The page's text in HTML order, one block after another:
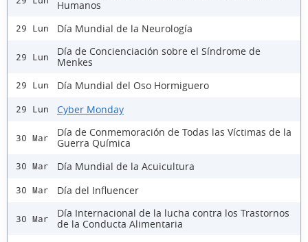
Humanos
29 Lun Día Mundial de la Neurología
29 Lun
Día de Concienciación sobre el Síndrome de
Menkes
29 Lun Día Mundial del Oso Hormiguero
29 Lun Cyber Monday
30 Mar
Día de Conmemoración de Todas las Víctimas de la
Guerra Química
30 Mar Día Mundial de la Acuicultura
30 Mar Día del Influencer
30 Mar
Día Internacional de la lucha contra los Trastornos
de la Conducta Alimentaria